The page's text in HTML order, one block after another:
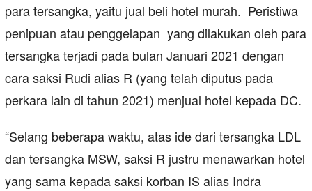
para tersangka, yaitu jual beli hotel murah. Peristiwa
penipuan atau penggelapan yang dilakukan oleh para
tersangka terjadi pada bulan Januari 2021 dengan
cara saksi Rudi alias R (yang telah diputus pada
perkara lain di tahun 2021) menjual hotel kepada DC.
“Selang beberapa waktu, atas ide dari tersangka LDL
dan tersangka MSW, saksi R justru menawarkan hotel
yang sama kepada saksi korban IS alias Indra